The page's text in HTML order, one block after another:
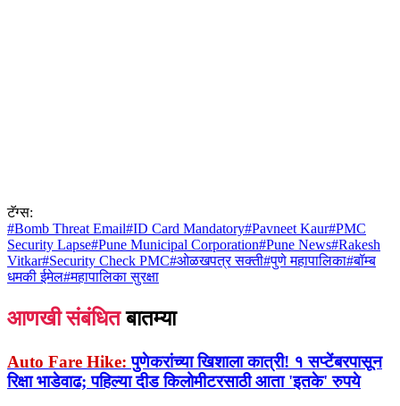
टॅग्स:
#Bomb Threat Email#ID Card Mandatory#Pavneet Kaur#PMC
Security Lapse#Pune Municipal Corporation#Pune News#Rakesh
Vitkar#Security Check PMC#ओळखपत्र सक्ती#पुणे महापालिका#बॉम्ब
धमकी ईमेल#महापालिका सुरक्षा
आणखी संबंधित बातम्या
Auto Fare Hike: पुणेकरांच्या खिशाला कात्री! १ सप्टेंबरपासून
रिक्षा भाडेवाढ; पहिल्या दीड किलोमीटरसाठी आता 'इतके' रुपये